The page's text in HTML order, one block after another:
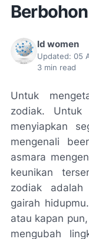
Id women
Updated: 05
3 min read
Untuk
zodiak.
menyiapkan
mengenali
asmara
keunikan
zodiak
gairah
atau kapan
mengubah